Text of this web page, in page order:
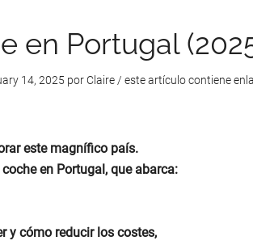
en Portugal
14, 2025 por Claire / este artículo contiene
este magnífico país.
en Portugal, que abarca:
y cómo reducir los costes,